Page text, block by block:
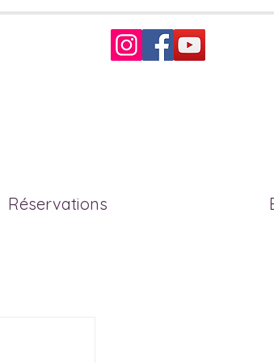
Réservations